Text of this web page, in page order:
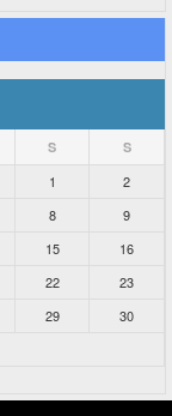
S S
1
2
8
9
15
16
22
23
29
30